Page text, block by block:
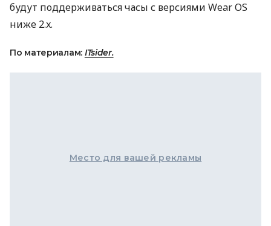
будут поддерживаться часы с версиями Wear OS
ниже 2.x.
По материалам: ITsider.
Место для вашей рекламы